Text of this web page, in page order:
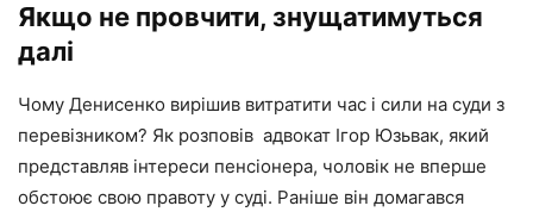
Якщо не провчити, знущатимуться
далі
Чому Денисенко вирішив витратити час і сили на суди з
перевізником? Як розповів адвокат Ігор Юзьвак, який
представляв інтереси пенсіонера, чоловік не вперше
обстоює свою правоту у суді. Раніше він домагався